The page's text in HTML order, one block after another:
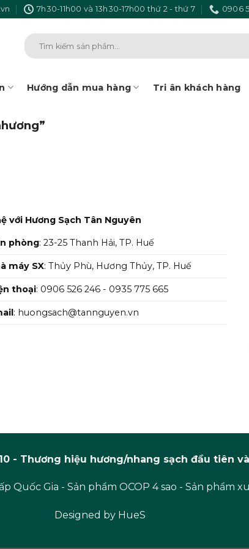
7h30-11h00 và 13h30-17h00 thứ 2 - thứ 7 0906
Hướng dẫn mua hàng Tri ân khách hàng
với Hương Sạch Tân Nguyên
phòng: 23-25 Thanh Hải, TP. Huế
máy SX: Thủy Phù, Hương Thủy, TP. Huế
thoại: 0906 526 246 - 0935 775 665
: huongsach@tannguyen.vn
- Thương hiệu hương/nhang sạch đầu tiên
Quốc Gia - Sản phẩm OCOP 4 sao - Sản phẩm
Designed by HueS